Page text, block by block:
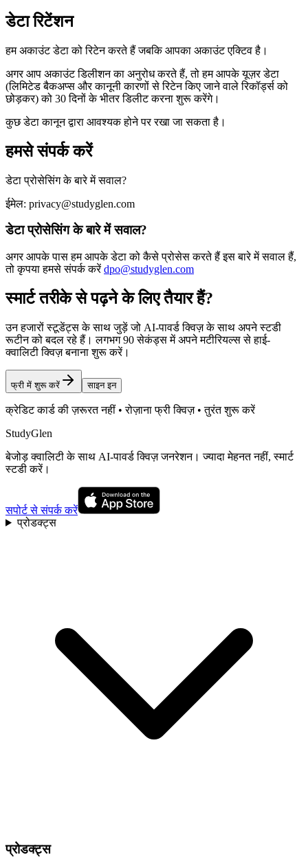
डेटा रिटेंशन
हम अकाउंट डेटा को रिटेन करते हैं जबकि आपका अकाउंट एक्टिव है।
अगर आप अकाउंट डिलीशन का अनुरोध करते हैं, तो हम आपके यूज़र डेटा
(लिमिटेड बैकअप्स और कानूनी कारणों से रिटेन किए जाने वाले रिकॉर्ड्स को
छोड़कर) को 30 दिनों के भीतर डिलीट करना शुरू करेंगे।
कुछ डेटा कानून द्वारा आवश्यक होने पर रखा जा सकता है।
हमसे संपर्क करें
डेटा प्रोसेसिंग के बारे में सवाल?
ईमेल: privacy@studyglen.com
डेटा प्रोसेसिंग के बारे में सवाल?
अगर आपके पास हम आपके डेटा को कैसे प्रोसेस करते हैं इस बारे में सवाल हैं,
तो कृपया हमसे संपर्क करें dpo@studyglen.com
स्मार्ट तरीके से पढ़ने के लिए तैयार हैं?
उन हजारों स्टूडेंट्स के साथ जुड़ें जो AI-पावर्ड क्विज़ के साथ अपने स्टडी
रूटीन को बदल रहे हैं। लगभग 90 सेकंड्स में अपने मटीरियल्स से हाई-
क्वालिटी क्विज़ बनाना शुरू करें।
फ्री में शुरू करें साइन इन
क्रेडिट कार्ड की ज़रूरत नहीं • रोज़ाना फ्री क्विज़ • तुरंत शुरू करें
StudyGlen
बेजोड़ क्वालिटी के साथ AI-पावर्ड क्विज़ जनरेशन। ज्यादा मेहनत नहीं, स्मार्ट
स्टडी करें।
सपोर्ट से संपर्क करें
प्रोडक्ट्स
प्रोडक्ट्स